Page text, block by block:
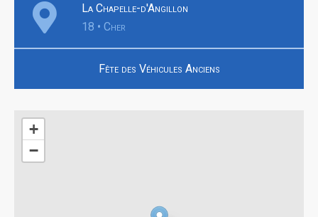
La Chapelle-d'Angillon
18 • Cher
Fête des Véhicules Anciens
+
−